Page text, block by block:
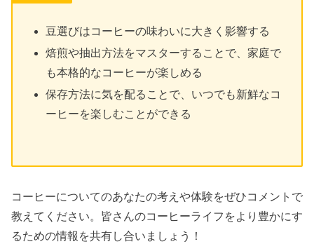
豆選びはコーヒーの味わいに大きく影響する
焙煎や抽出方法をマスターすることで、家庭で
も本格的なコーヒーが楽しめる
保存方法に気を配ることで、いつでも新鮮なコ
ーヒーを楽しむことができる
コーヒーについてのあなたの考えや体験をぜひコメントで
教えてください。皆さんのコーヒーライフをより豊かにす
るための情報を共有し合いましょう！